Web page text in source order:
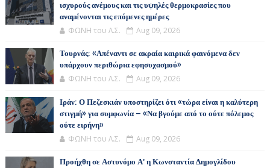
ισχυρούς ανέμους και τις υψηλές θερμοκρασίες που
αναμένονται τις επόμενες ημέρες
ΦΩΝΗ του Λ.Σ. Aug 09, 2026
Τουρνάς: «Απέναντι σε ακραία καιρικά φαινόμενα δεν
υπάρχουν περιθώρια εφησυχασμού»
ΦΩΝΗ του Λ.Σ. Aug 09, 2026
Ιράν: Ο Πεζεσκιάν υποστηρίζει ότι «τώρα είναι η καλύτερη
στιγμή» για συμφωνία – «Να βγούμε από το ούτε πόλεμος
ούτε ειρήνη»
ΦΩΝΗ του Λ.Σ. Aug 09, 2026
Προήχθη σε Αστυνόμο Α' η Κωνσταντία Δημογλίδου